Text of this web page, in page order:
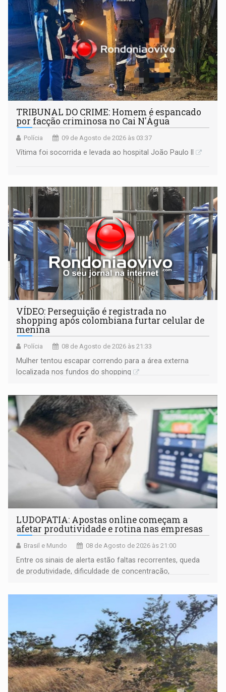
TRIBUNAL DO CRIME: Homem é espancado
por facção criminosa no Cai N'Água
Polícia 09 de Agosto de 2026 às 03:37
Vítima foi socorrida e levada ao hospital João Paulo II
VÍDEO: Perseguição é registrada no
shopping após colombiana furtar celular de
menina
Polícia 08 de Agosto de 2026 às 21:33
Mulher tentou escapar correndo para a área externa
localizada nos fundos do shopping
LUDOPATIA: Apostas online começam a
afetar produtividade e rotina nas empresas
Brasil e Mundo 08 de Agosto de 2026 às 21:00
Entre os sinais de alerta estão faltas recorrentes, queda
de produtividade, dificuldade de concentração,